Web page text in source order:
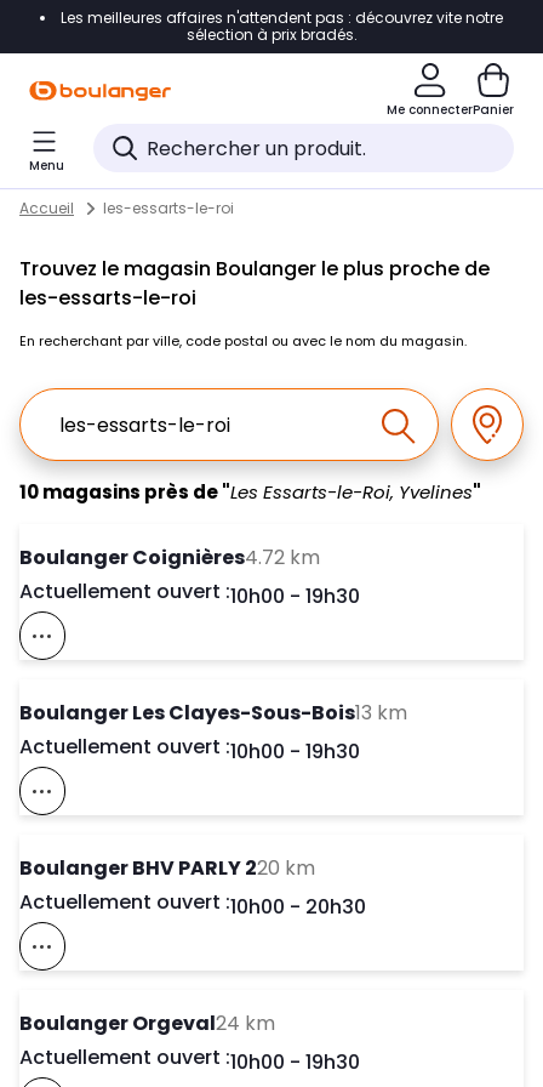
Accéder directement à la navigation
Accéder directement au pied de page
Accéder directement au chatbot
Les meilleures affaires n'attendent pas : découvrez vite notre
sélection à prix bradés.
Me connecterPanier
Menu
Skip to content
Return to Nav
Accueil les-essarts-le-roi
Trouvez le magasin Boulanger le plus proche de
les-essarts-le-roi
En recherchant par ville, code postal ou avec le nom du magasin.
Ville, Region, Code postal ou Ville & Pays
Effectuer la
10 magasins près de "Les Essarts-le-Roi, Yvelines"
Boulanger Coignières4.72 km
Actuellement ouvert :Day of the Week
10h00 - 19h30
Voir Ce Magasin Sur La Carte
Boulanger Les Clayes-Sous-Bois13 km
Actuellement ouvert :Day of the Week
10h00 - 19h30
Voir Ce Magasin Sur La Carte
Boulanger BHV PARLY 220 km
Actuellement ouvert :Day of the Week
10h00 - 20h30
Voir Ce Magasin Sur La Carte
Boulanger Orgeval24 km
Actuellement ouvert :Day of the Week
10h00 - 19h30